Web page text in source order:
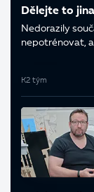
Dělejte to
Nedorazily
nepotrénovat,
K2 tým